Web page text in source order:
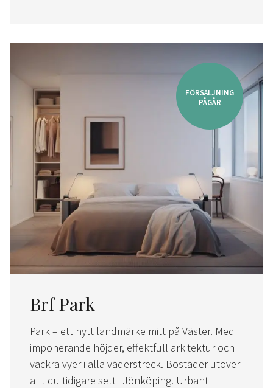
FÖRSÄLJNING
PÅGÅR
Brf Park
Park – ett nytt landmärke mitt på Väster. Med
imponerande höjder, effektfull arkitektur och
vackra vyer i alla väderstreck. Bostäderutöver
allt du tidigare sett i Jönköping. Urbant